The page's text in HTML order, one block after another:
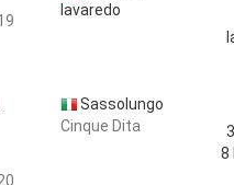
lavaredo
Sassolungo
Cinque Dita
8